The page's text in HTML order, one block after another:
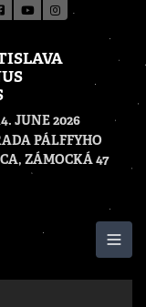
JUNE 2026
PÁLFFYHO
ZÁMOCKÁ 47